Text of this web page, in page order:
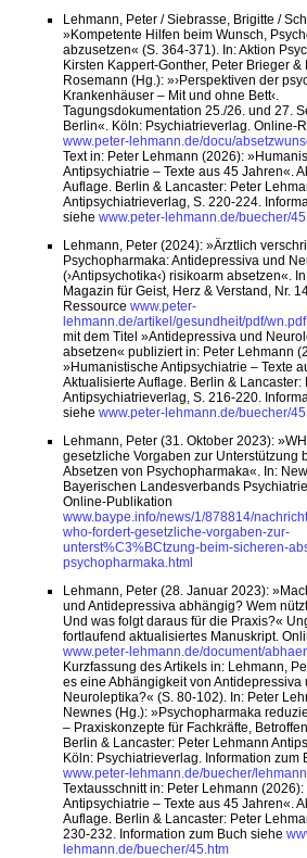
Lehmann, Peter / Siebrasse, Brigitte /
»Kompetente Hilfen beim Wunsch,
abzusetzen« (S. 364-371). In: Aktion
Kirsten Kappert-Gonther, Peter Brieger &
Rosemann (Hg.): »›Perspektiven der
Krankenhäuser – Mit und ohne Bett‹.
Tagungsdokumentation 25./26. und 27.
Berlin«. Köln: Psychiatrieverlag. Online-
www.peter-lehmann.de/docu/
Text in: Peter Lehmann (2026):
Antipsychiatrie – Texte aus 45 Jahren«.
Auflage. Berlin & Lancaster: Peter
Antipsychiatrieverlag, S. 220-224.
siehe www.peter-lehmann.de/buecher/
Lehmann, Peter (2024): »Ärztlich
Psychopharmaka: Antidepressiva und
(›Antipsychotika‹) risikoarm absetzen«.
Magazin für Geist, Herz & Verstand, Nr.
Ressource www.peter-
lehmann.de/artikel/gesundheit/pdf/wn.pdf
mit dem Titel »Antidepressiva und
absetzen« publiziert in: Peter Lehmann
»Humanistische Antipsychiatrie – Texte
Aktualisierte Auflage. Berlin & Lancaster:
Antipsychiatrieverlag, S. 216-220.
siehe www.peter-lehmann.de/buecher/
Lehmann, Peter (31. Oktober 2023):
gesetzliche Vorgaben zur Unterstützung
Absetzen von Psychopharmaka«. In:
Bayerischen Landesverbands
Online-Publikation
www.baype.info/news/1/878814/
who-fordert-gesetzliche-vorgaben-zur-
unterst%C3%BCtzung-beim-sicheren-
psychopharmaka.html
Lehmann, Peter (28. Januar 2023):
und Antidepressiva abhängig? Wem
Und was folgt daraus für die Praxis?«
fortlaufend aktualisiertes Manuskript.
www.peter-lehmann.de/document/
Kurzfassung des Artikels in: Lehmann,
es eine Abhängigkeit von Antidepressiva
Neuroleptika?« (S. 80-102). In: Peter
Newnes (Hg.): »Psychopharmaka
– Praxiskonzepte für Fachkräfte,
Berlin & Lancaster: Peter Lehmann
Köln: Psychiatrieverlag. Information zum
www.peter-lehmann.de/buecher/
Textausschnitt in: Peter Lehmann
Antipsychiatrie – Texte aus 45 Jahren«.
Auflage. Berlin & Lancaster: Peter
230-232. Information zum Buch siehe
lehmann.de/buecher/45.htm